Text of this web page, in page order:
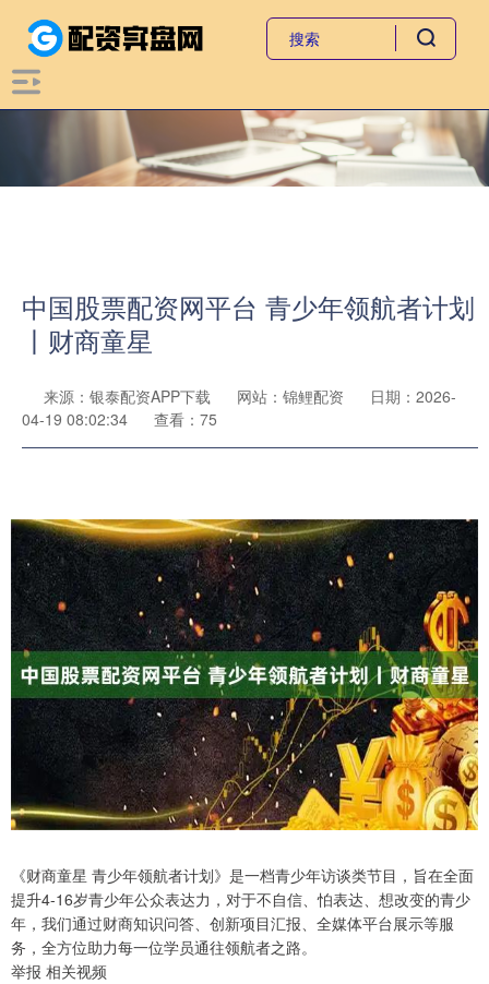
中国股票配资网平台 青少年领航者计划
丨财商童星
来源：银泰配资APP下载 网站：锦鲤配资
日期：2026-
04-19 08:02:34
查看：75
《财商童星 青少年领航者计划》是一档青少年访谈类节目，旨在全面
提升4-16岁青少年公众表达力，对于不自信、怕表达、想改变的青少
年，我们通过财商知识问答、创新项目汇报、全媒体平台展示等服
务，全方位助力每一位学员通往领航者之路。
举报 相关视频